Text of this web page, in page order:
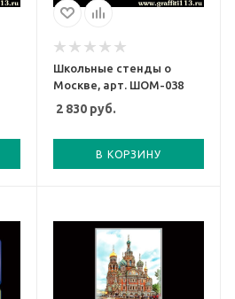
Школьные стенды о
Москве, арт. ШОМ-038
2 830руб.
В КОРЗИНУ